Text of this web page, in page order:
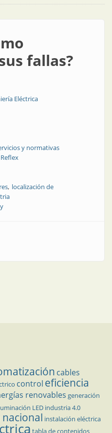
fallas?
Eléctrica
y normativas
Reflex
localización de
encontrar sus fallas?
cables
control eficiencia
renovables generación
LED industria 4.0
instalación eléctrica
tabla de contenidos